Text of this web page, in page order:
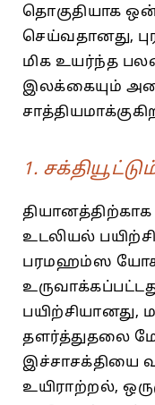
தொகுதியாக
செய்வதானது,
மிக உயர்ந்த
இலக்கையும்
1.
உடலியல்
பரமஹம்ஸ
தளர்த்துதலை
இச்சாசக்தியை
உயிராற்றல்,